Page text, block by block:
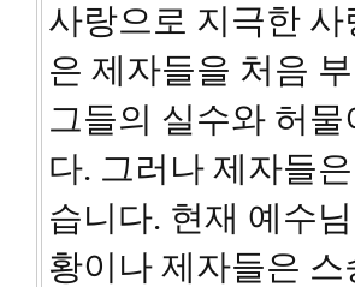
사랑으로 지극한
은 제자들을 처음
그들의 실수와 허
다. 그러나 제자들
습니다. 현재 예수
황이나 제자들은